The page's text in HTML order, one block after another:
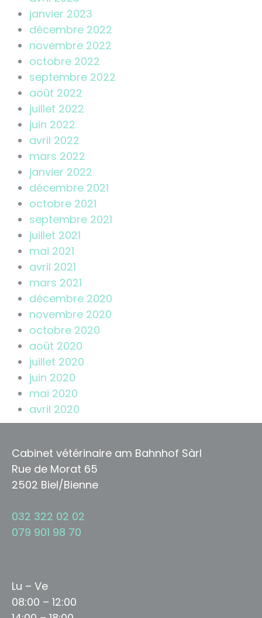
janvier 2023
décembre 2022
novembre 2022
octobre 2022
septembre 2022
août 2022
juillet 2022
juin 2022
avril 2022
mars 2022
janvier 2022
décembre 2021
octobre 2021
septembre 2021
juillet 2021
mai 2021
avril 2021
mars 2021
décembre 2020
novembre 2020
octobre 2020
août 2020
juillet 2020
juin 2020
mai 2020
avril 2020
Cabinet vétérinaire am Bahnhof Sàrl
Rue de Morat 65
2502 Biel/Bienne
032 322 02 02
079 901 98 70
Lu – Ve
08:00 – 12:00